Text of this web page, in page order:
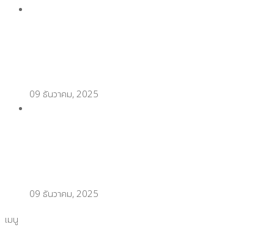
09 ธันวาคม, 2025
09 ธันวาคม, 2025
เมนู